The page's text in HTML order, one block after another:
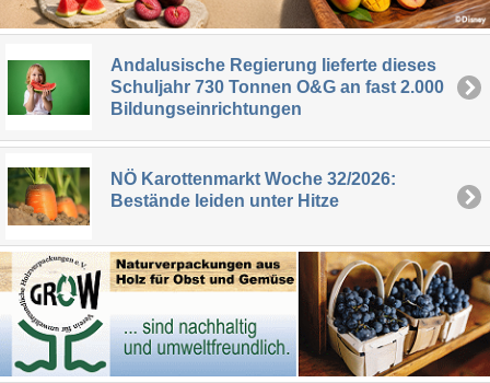
Andalusische Regierung lieferte dieses
Schuljahr 730 Tonnen O&G an fast 2.000
Bildungseinrichtungen
NÖ Karottenmarkt Woche 32/2026:
Bestände leiden unter Hitze